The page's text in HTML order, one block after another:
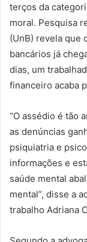
terços da
moral. Pesquisa
(UnB) revela que
bancários já
dias, um
financeiro acaba
“O assédio é tão
as denúncias
psiquiatria e
informações e
saúde mental
mental”, disse a
trabalho Adriana